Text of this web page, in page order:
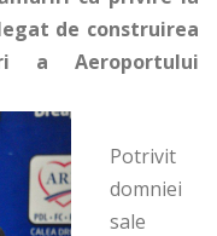
de construirea
a Aeroportului
Potrivit
domniei
sale